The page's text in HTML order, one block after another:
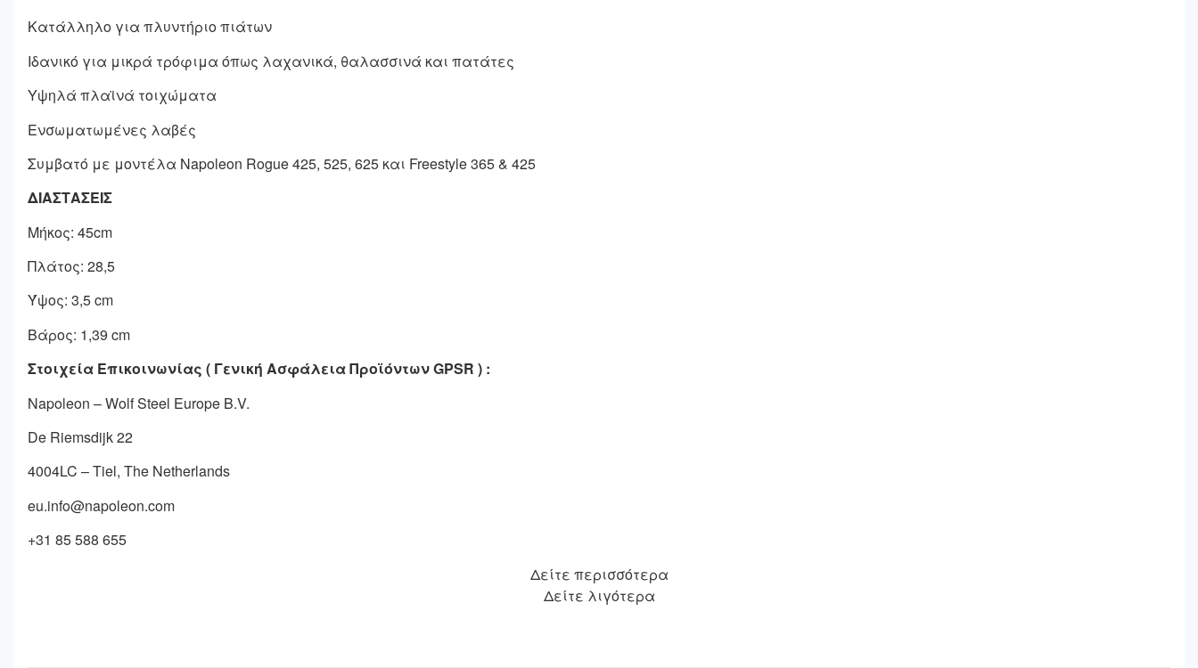
Κατάλληλο για πλυντήριο πιάτων
Ιδανικό για μικρά τρόφιμα όπως λαχανικά, θαλασσινά και πατάτες
Υψηλά πλαϊνά τοιχώματα
Ενσωματωμένες λαβές
Συμβατό με μοντέλα Napoleon Rogue 425, 525, 625 και Freestyle 365 & 425
ΔΙΑΣΤΑΣΕΙΣ
Μήκος: 45cm
Πλάτος: 28,5
Ύψος: 3,5 cm
Βάρος: 1,39 cm
Στοιχεία Επικοινωνίας ( Γενική Ασφάλεια ΠροϊόντωνGPSR ) :
Napoleon – Wolf Steel Europe B.V.
De Riemsdijk 22
4004LC – Tiel, The Netherlands
eu.info@napoleon.com
+31 85 588 655
Δείτε περισσότερα
Δείτε λιγότερα